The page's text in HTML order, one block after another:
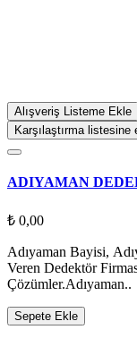
Alışveriş Listeme Ekle
Karşılaştırma listesine
ADIYAMAN
₺ 0,00
Adıyaman Bayisi,
Veren Dedektör
Çözümler.Adıyaman..
Sepete Ekle